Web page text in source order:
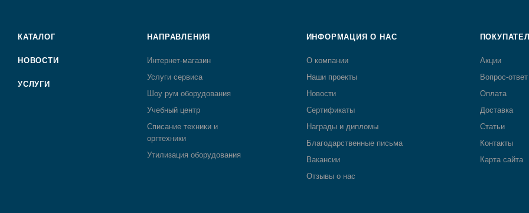
КАТАЛОГ
НОВОСТИ
УСЛУГИ
НАПРАВЛЕНИЯ
Интернет-магазин
Услуги сервиса
Шоу рум оборудования
Учебный центр
Списание техники и
оргтехники
Утилизация оборудования
ИНФОРМАЦИЯ О НАС
О компании
Наши проекты
Новости
Сертификаты
Награды и дипломы
Благодарственные письма
Вакансии
Отзывы о нас
Акции
Вопрос-ответ
Оплата
Доставка
Статьи
Контакты
Карта сайта